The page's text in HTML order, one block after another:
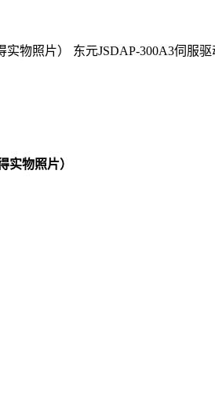
物照片） 东元JSDAP-300A3伺服
实物照片）